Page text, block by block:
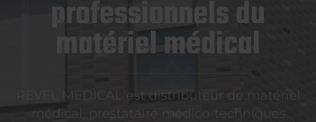
professionnels du
matériel médical
REVEL MEDICAL est distributeur de matériel
médical, prestataire médico-techniques